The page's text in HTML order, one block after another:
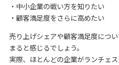
・中小企業の戦い方を知りたい
・顧客満足度をさらに高めたい
売り上げシェアや顧客満足度につ
まると感じるでしょう。
実際、ほとんどの企業がランチェ